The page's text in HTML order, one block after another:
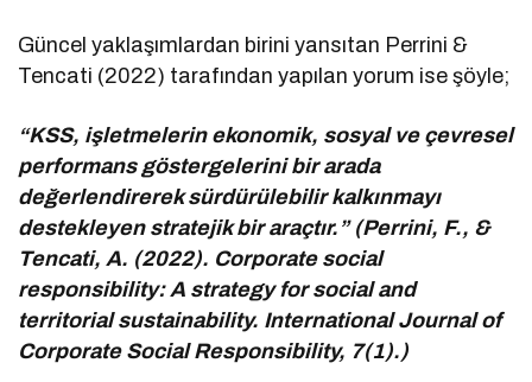
Güncel yaklaşımlardan birini yansıtan Perrini &
Tencati (2022) tarafından yapılan yorum ise şöyle;
“KSS, işletmelerin ekonomik, sosyal ve çevresel
performans göstergelerini bir arada
değerlendirerek sürdürülebilir kalkınmayı
destekleyen stratejik bir araçtır.” (Perrini, F., &
Tencati, A. (2022). Corporate social
responsibility: A strategy for social and
territorial sustainability. International Journal of
Corporate Social Responsibility, 7(1).)